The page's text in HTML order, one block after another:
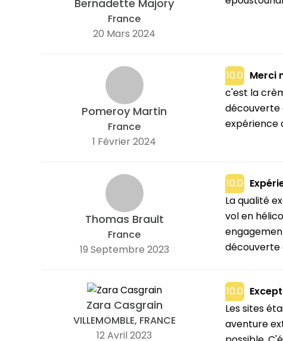
Bernadette Majory
France
20 Mars 2024
Pomeroy Martin
France
1 Février 2024
10.0 Merci
c'est la
découverte
expérience
Thomas Brault
France
19 Septembre 2023
10.0
La qualité
vol en
découverte
Zara Casgrain
VILLEMOMBLE, FRANCE
12 Avril 2023
10.0
Les sites
aventure